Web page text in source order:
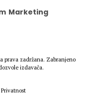
Marketing
prava zadržana. Zabranjeno
izdavača.
Privatnost